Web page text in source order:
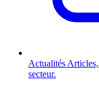
Actualités
secteur.